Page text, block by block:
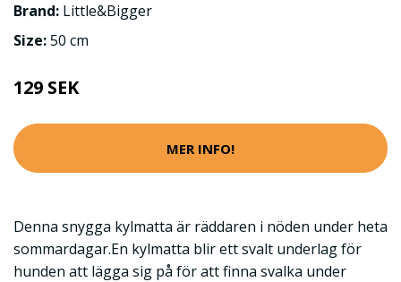
Brand: Little&Bigger
Size:50 cm
129 SEK
MER INFO!
Denna snygga kylmatta är räddaren i nöden under heta
sommardagar.En kylmatta blir ett svalt underlag för
hunden att lägga sig på för att finna svalka under